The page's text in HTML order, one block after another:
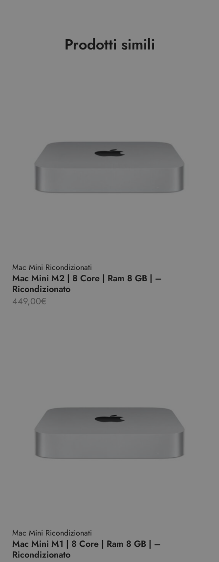
Prodotti simili
Mac Mini Ricondizionati
Mac Mini M2 | 8 Core | Ram 8 GB | –
Ricondizionato
449,00€
Mac Mini Ricondizionati
Mac Mini M1 | 8 Core | Ram 8 GB | –
Ricondizionato